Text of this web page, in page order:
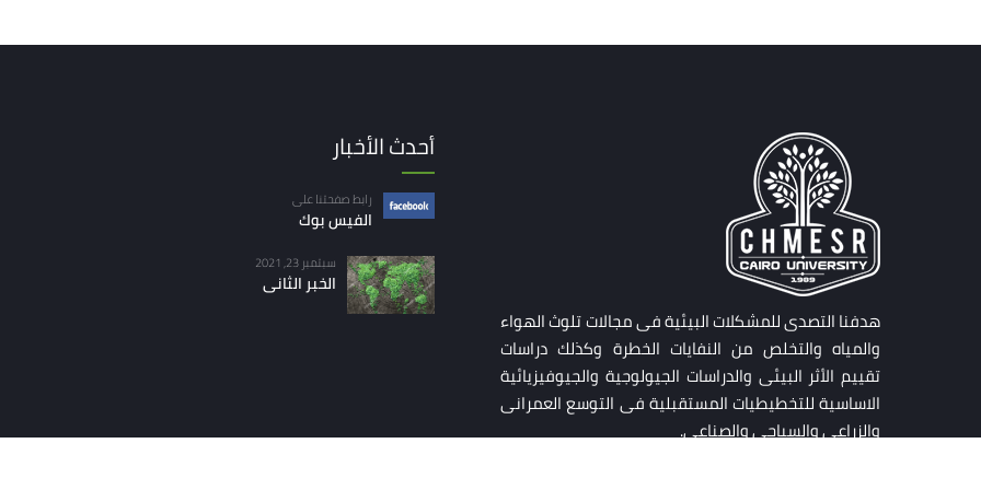
هدفنا التصدى للمشكلات البيئية فى مجالات تلوث الهواء
والمياه والتخلص من النفايات الخطرة وكذلك دراسات
تقييم الأثر البيئى والدراسات الجيولوجية والجيوفيزيائية
الاساسية للتخطيطيات المستقبلية فى التوسع العمرانى
والزراعى والسياحى والصناعى.
أحدث الأخبار
رابط صفحتنا على
الفيس بوك
سبتمبر 23, 2021
الخبر الثانى